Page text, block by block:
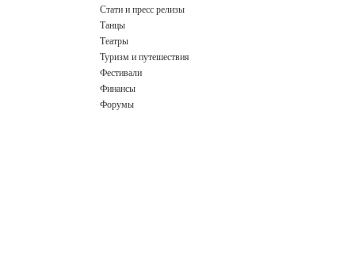
Стати и пресс релизы
Танцы
Театры
Туризм и путешествия
Фестивали
Финансы
Форумы